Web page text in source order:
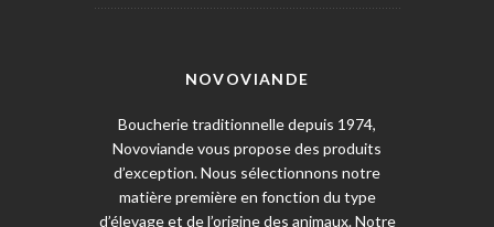
NOVOVIANDE
Boucherie traditionnelle depuis 1974,
Novoviande vous propose des produits
d’exception. Nous sélectionnons notre
matière première en fonction du type
d’élevage et de l’origine des animaux. Notre